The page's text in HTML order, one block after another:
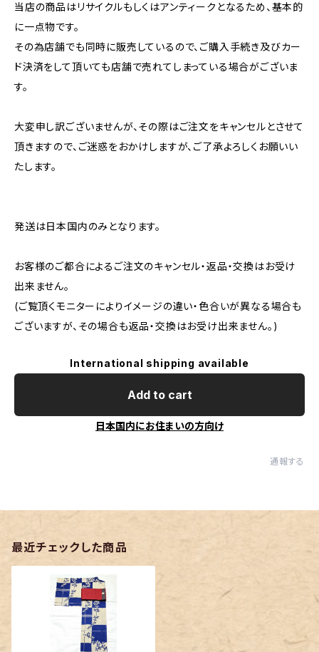
当店の商品はリサイクルもしくはアンティークとなるため、基本的
に一点物です。
その為店舗でも同時に販売しているので、ご購入手続き及びカー
ド決済をして頂いても店舗で売れてしまっている場合がございま
す。
大変申し訳ございませんが、その際はご注文をキャンセルとさせて
頂きますので、ご迷惑をおかけしますが、ご了承よろしくお願いい
たします。
発送は日本国内のみとなります。
お客様のご都合によるご注文のキャンセル・返品・交換はお受け
出来ません。
(ご覧頂くモニターによりイメージの違い・色合いが異なる場合も
ございますが、その場合も返品・交換はお受け出来ません。)
International shipping available
Add to cart
日本国内にお住まいの方向け
通報する
最近チェックした商品